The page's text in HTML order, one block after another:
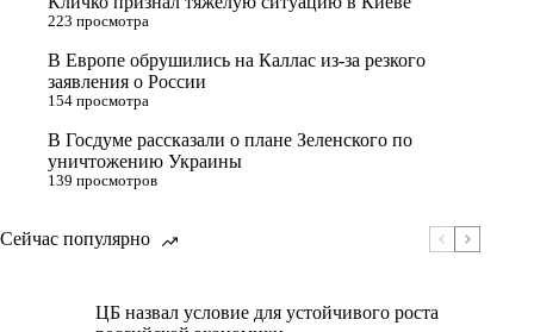
223 просмотра
В Европе обрушились на Каллас из-за резкого
заявления о России
154 просмотра
В Госдуме рассказали о плане Зеленского по
уничтожению Украины
139 просмотров
Сейчас популярно
ЦБ назвал условие для устойчивого роста